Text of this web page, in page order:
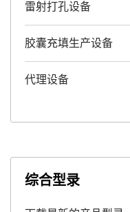
雷射打孔设备
胶囊充填生产设备
代理设备
综合型录